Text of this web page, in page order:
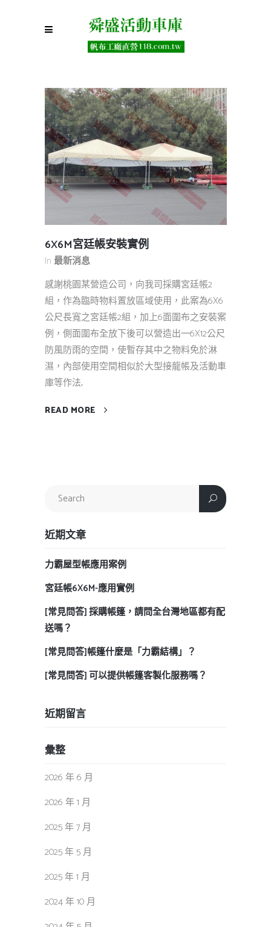
6X6M宮廷帳安裝實例
In 最新消息
感謝桃園某營造公司，向我司採購宮廷帳2
組，作為臨時物料置放區域使用，此案為6X6
公尺長寬之宮廷帳2組，加上6面圍布之安裝案
例，側面圍布全放下後可以營造出一6X12公尺
防風防雨的空間，使暫存其中之物料免於淋
濕，內部使用空間相似於大型接龍帳及活動車
庫等作法...
READ MORE
近期文章
力霸屋型帳應用案例
宮廷帳6X6M-應用實例
[常見問答] 採購帳篷，請問全台灣地區都有配
送嗎？
[常見問答]帳篷什麼是「力霸結構」？
[常見問答] 可以提供帳篷客製化服務嗎？
近期留言
彙整
2026 年 6 月
2026 年 1 月
2025 年 7 月
2025 年 5 月
2025 年 1 月
2024 年 10 月